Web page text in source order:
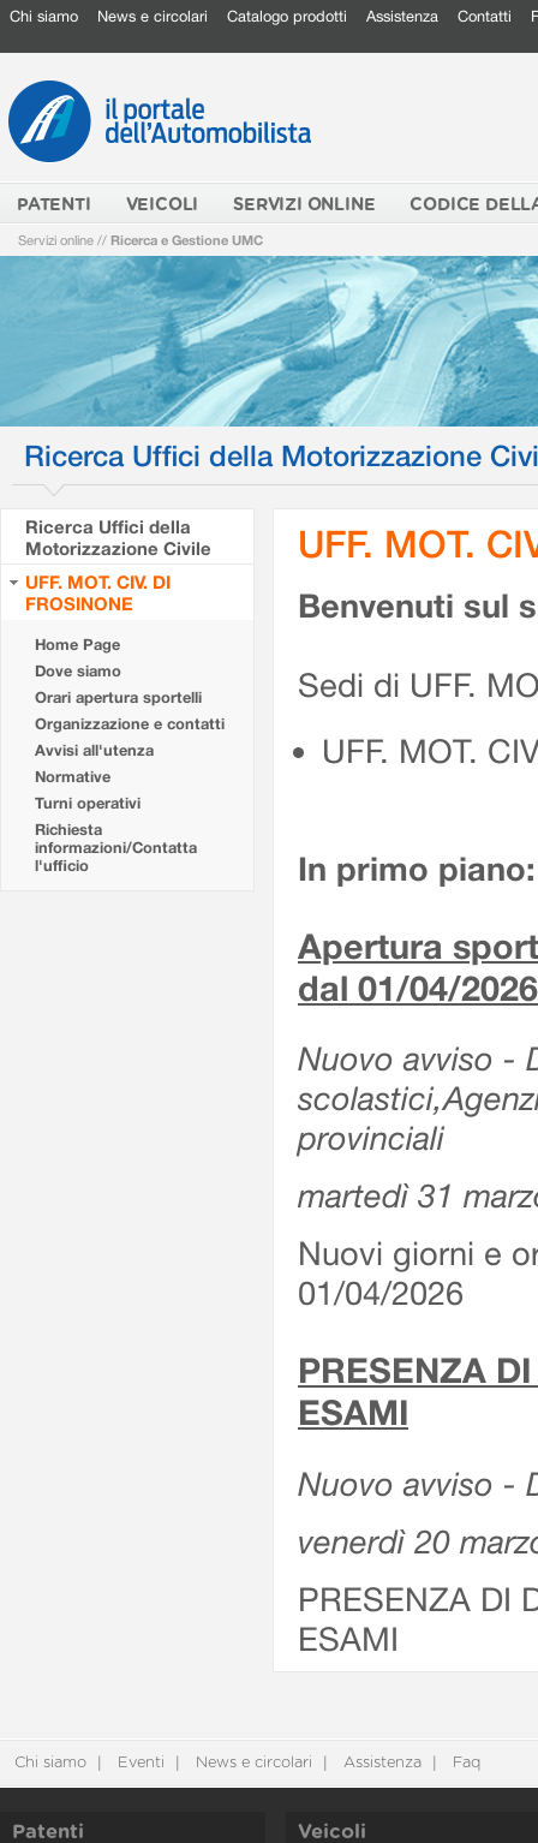
Chi siamo News e circolari Catalogo prodotti Assistenza Contatti
PATENTI VEICOLI SERVIZI ONLINE CODICE
Servizi online // Ricerca e Gestione UMC
Ricerca Uffici della Motorizzazione
Ricerca Uffici della
Motorizzazione Civile
UFF. MOT. CIV. DI
FROSINONE
Home Page
Dove siamo
Orari apertura sportelli
Organizzazione e contatti
Avvisi all'utenza
Normative
Turni operativi
Richiesta
informazioni/Contatta
l'ufficio
UFF. MOT.
Benvenuti sul
Sedi di UFF.
UFF. MOT.
In primo piano:
Apertura
dal 01/04/2026
Nuovo avviso -
provinciali
martedì 31
Nuovi giorni e
01/04/2026
PRESENZA
ESAMI
Nuovo avviso -
venerdì 20
PRESENZA DI
ESAMI
Chi siamo Eventi News e circolari Assistenza Faq
Patenti Veicoli